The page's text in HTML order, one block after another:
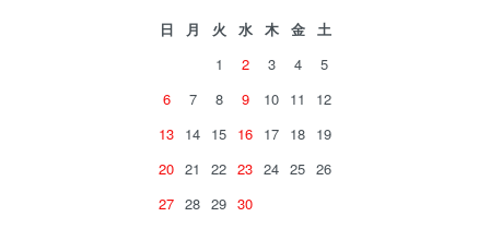
日 月 火 水 木 金
土
1
2 3 4
5
6
7 8 9 10 11
12
13 14 15 16 17 18 19
20 21 22 23 24 25 26
27 28 29 30